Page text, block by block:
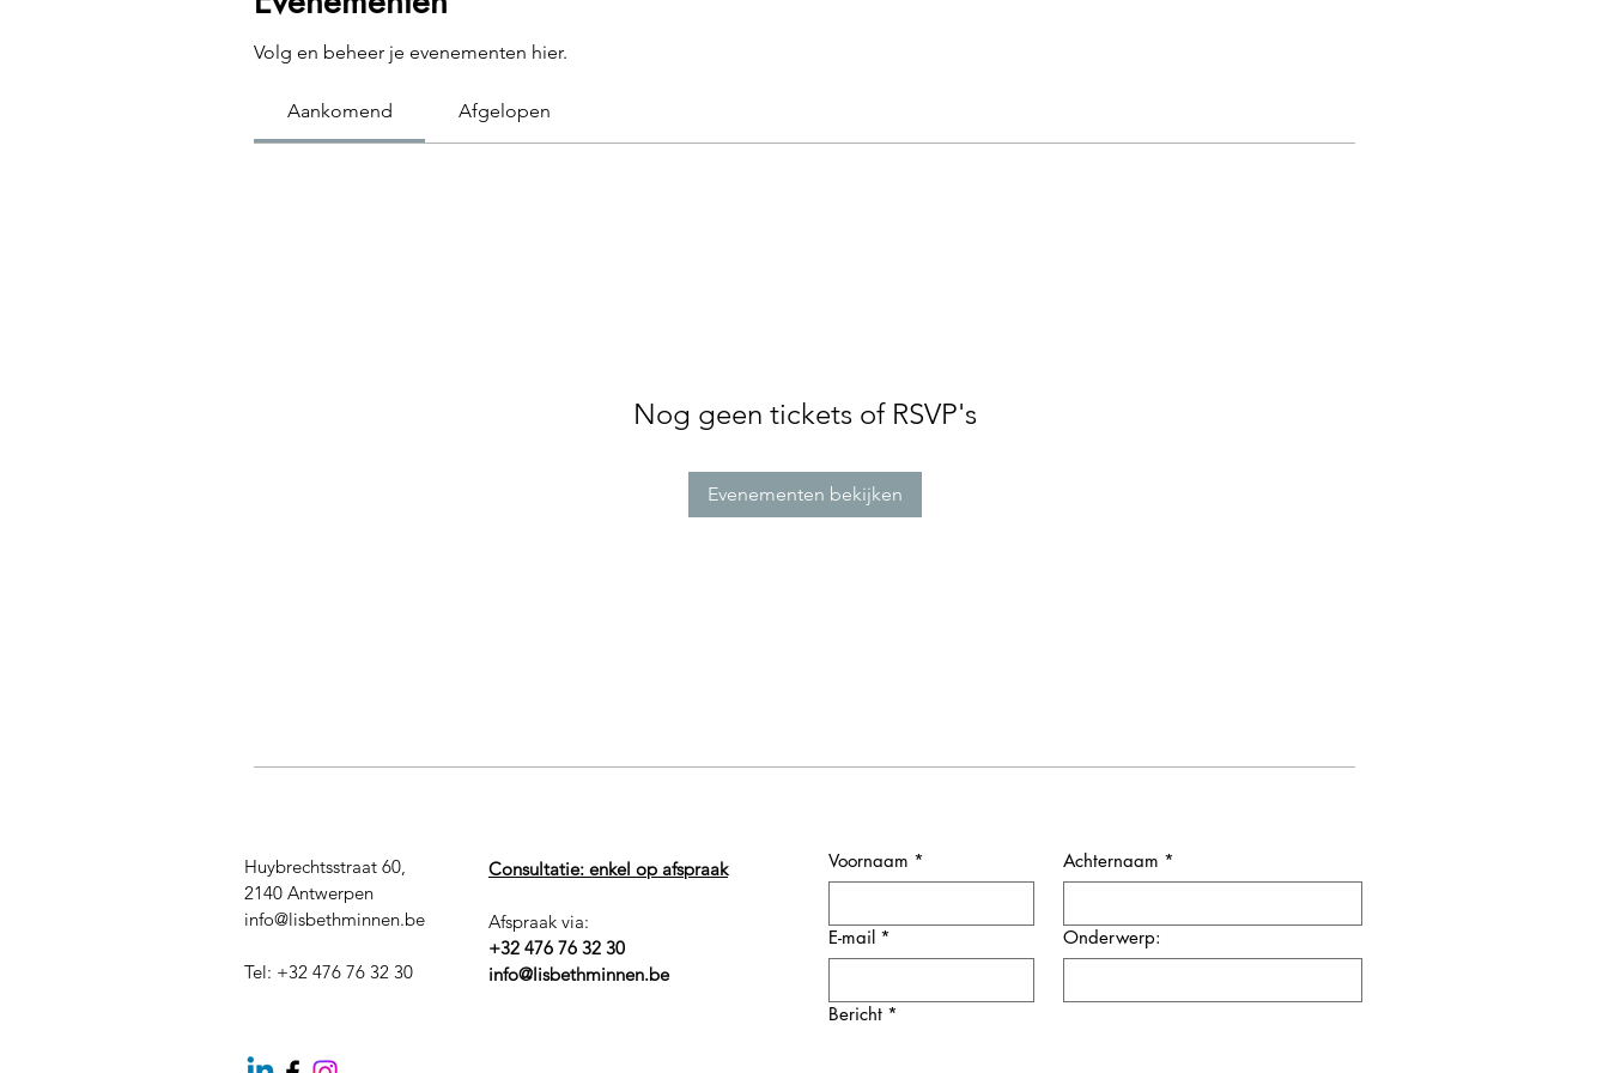
Volg en beheer je evenementen hier.
Aankomend Afgelopen
Nog geen tickets of RSVP's
Evenementen bekijken
Huybrechtsstraat 60,
2140 Antwerpen
info@lisbethminnen.be
Tel: +32 476 76 32 30
Consultatie: enkel op afspraak
Afspraak via:
+32 476 76 32 30
info@lisbethminnen.be
Voornaam * Achternaam *
E-mail * Onderwerp:
Bericht *